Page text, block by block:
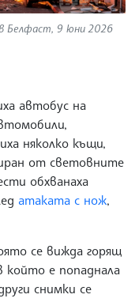
Белфаст, 9 юни 2026
автобус на
няколко къщи,
от световните
обхванаха
атаката с нож,
се вижда горящ
който е попаднала
снимки се